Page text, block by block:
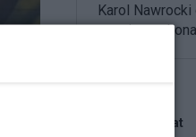
Karol
partyjny
Blogi na ten temat